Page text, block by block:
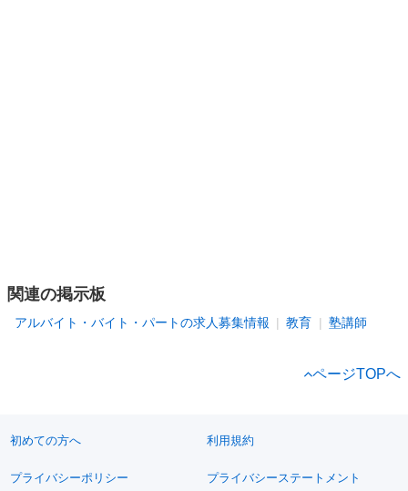
関連の掲示板
アルバイト・バイト・パートの求人募集情報 教育 塾講師
ページTOPへ
初めての方へ 利用規約
プライバシーポリシー プライバシーステートメント